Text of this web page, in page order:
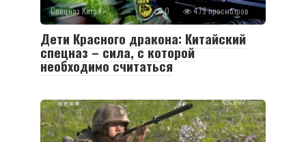
Спецназ Китая 0 479 просмотров
Дети Красного дракона: Китайский
спецназ – сила, с которой
необходимо считаться